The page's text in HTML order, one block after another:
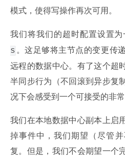
模式，使得写操作再次可用。
我们将我们的超时配置设置为
s 。这足够将主节点的变更传
远程的数据中心。有了这个超
半同步行为（不回滚到异步复
况下会感受到一个可接受的非常
我们在本地数据中心副本上启
掉事件中，我们期望（尽管
复。但是，我们不会期望一个